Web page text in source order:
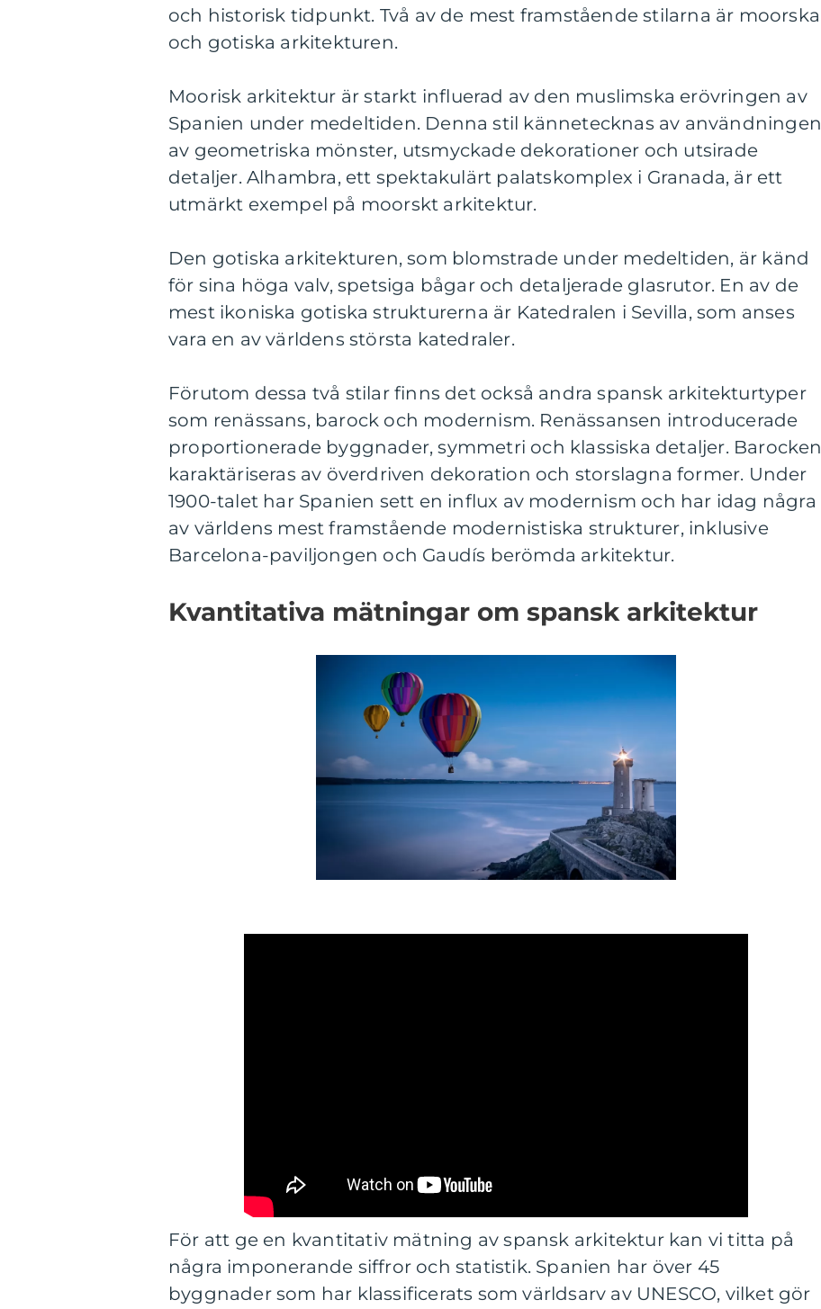
och historisk tidpunkt. Två av de mest framstående stilarna är moorska
och gotiska arkitekturen.
Moorisk arkitektur är starkt influerad av den muslimska erövringen av
Spanien under medeltiden. Denna stil kännetecknas av användningen
av geometriska mönster, utsmyckade dekorationer och utsirade
detaljer. Alhambra, ett spektakulärt palatskomplex i Granada, är ett
utmärkt exempel på moorskt arkitektur.
Den gotiska arkitekturen, som blomstrade under medeltiden, är känd
för sina höga valv, spetsiga bågar och detaljerade glasrutor. En av de
mest ikoniska gotiska strukturerna är Katedralen i Sevilla, som anses
vara en av världens största katedraler.
Förutom dessa två stilar finns det också andra spansk arkitekturtyper
som renässans, barock och modernism. Renässansen introducerade
proportionerade byggnader, symmetri och klassiska detaljer. Barocken
karaktäriseras av överdriven dekoration och storslagna former. Under
1900-talet har Spanien sett en influx av modernism och har idag några
av världens mest framstående modernistiska strukturer, inklusive
Barcelona-paviljongen och Gaudís berömda arkitektur.
Kvantitativa mätningar om spansk arkitektur
För att ge en kvantitativ mätning av spansk arkitektur kan vi titta på
några imponerande siffror och statistik. Spanien har över 45
byggnader som har klassificerats som världsarv av UNESCO, vilket gör